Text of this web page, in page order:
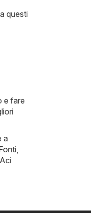
questi
e fare
a
,
Aci